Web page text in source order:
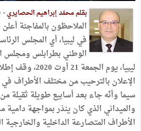
بقلم محمّد إبراهيم الحصايري -
الملاحظون بالمفاجئة
في ليبيا، أي المجلس
الوطني بطرابلس ومجلس
ليبيا، يوم الجمعة
الإعلان بالترحيب من مختلف الأطراف في
سيما وأنّه جاء بعد أسابيع طويلة ثقيلة
والميداني الذي كان ينذر بمواجهة دامية
الأطراف المتصارعة الداخلية والخارجية